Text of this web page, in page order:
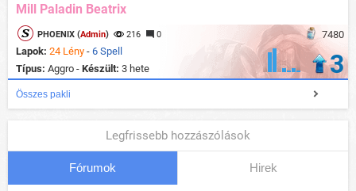
Mill Paladin Beatrix
7480
PHOENIX (Admin) 216 0
Lapok: 24 Lény - 6 Spell
Típus: Aggro - Készült: 3 hete 3
Összes pakli
Legfrissebb hozzászólások
Fórumok Hirek